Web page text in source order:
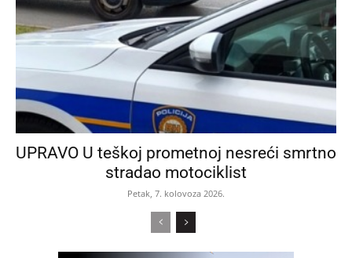
UPRAVO U teškoj prometnoj nesreći smrtno
stradao motociklist
Petak, 7. kolovoza 2026.